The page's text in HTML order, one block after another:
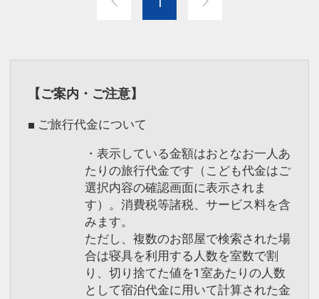
ここがポイント！
●チェックイン１４：００（通常１５：
●チェックアウト１２：００（通常１
１：００）でOK
●朝食を昼食に変更OK ※朝食付プランの
※レストラン：ボナペティ、昼食内容：
バイキング、時間：１１：３０～１４：
※旅行代金に含まれます。
設定期間：2026年4月1日～2026年11月
【ご案内・ご注意】
■ ご旅行代金について
・表示している金額はおとなお一人あ
たりの旅行代金です（こども代金はご
選択内容の確認画面に表示されま
す）。消費税等諸税、サービス料を含
みます。
ただし、複数のお部屋で検索された場
合は寝具を利用する人数を室数で割
り、切り捨てた値を1室あたりの人数
として宿泊代金に用いて計算された金